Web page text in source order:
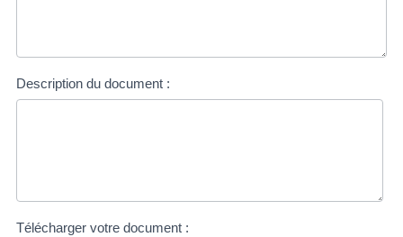
Description du document :
Télécharger votre document :